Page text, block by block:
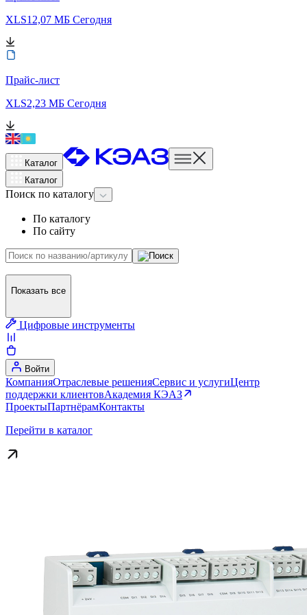
XLS12,07 МБ Сегодня
Прайс-лист
XLS2,23 МБ Сегодня
Каталог
Каталог
Поиск по каталогу
По каталогу
По сайту
Показать все
Цифровые инструменты
Войти
КомпанияОтраслевые решенияСервис и услугиЦентр
поддержки клиентовАкадемия КЭАЗ
ПроектыПартнёрамКонтакты
Перейти в каталог